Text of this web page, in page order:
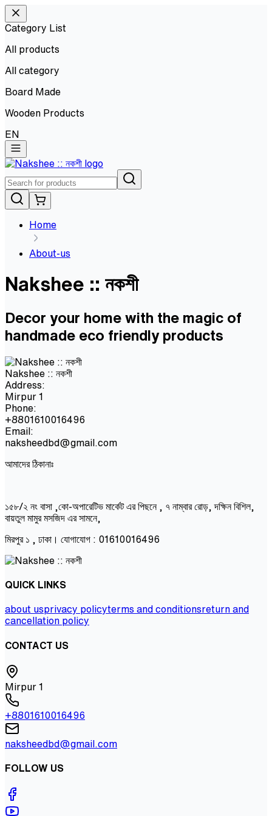
Category List
All products
All category
Board Made
Wooden Products
EN
Home
About-us
Nakshee :: নকশী
Decor your home with the magic of
handmade eco friendly products
Nakshee :: নকশী
Address:
Mirpur 1
Phone:
+8801610016496
Email:
naksheedbd@gmail.com
আমাদের ঠিকানাঃ
১৫৮/২ নং বাসা ,কো-অপারেটিভ মার্কেট এর পিছনে , ৭ নাম্বার রোড়, দক্ষিন বিশিল,
বায়তুল মামুর মসজিদ এর সামনে,
মিরপুর ১ , ঢাকা। যোগাযোগ : 01610016496
QUICK LINKS
about usprivacy policyterms and conditionsreturn and
cancellation policy
CONTACT US
Mirpur 1
+8801610016496
naksheedbd@gmail.com
FOLLOW US